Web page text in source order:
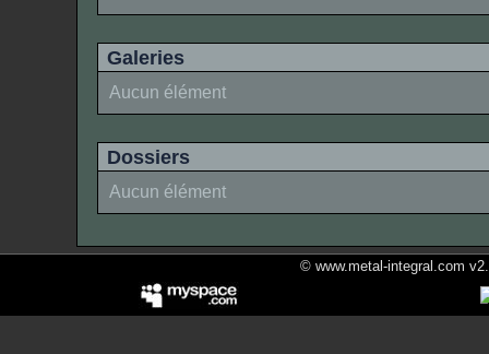
Galeries
Aucun élément
Dossiers
Aucun élément
© www.metal-integral.com